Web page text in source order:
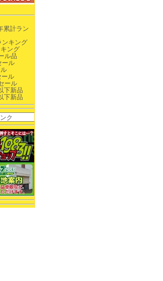
累計ラン
ンキング
ング
ル品
ール
ール
ール
下新品
下新品